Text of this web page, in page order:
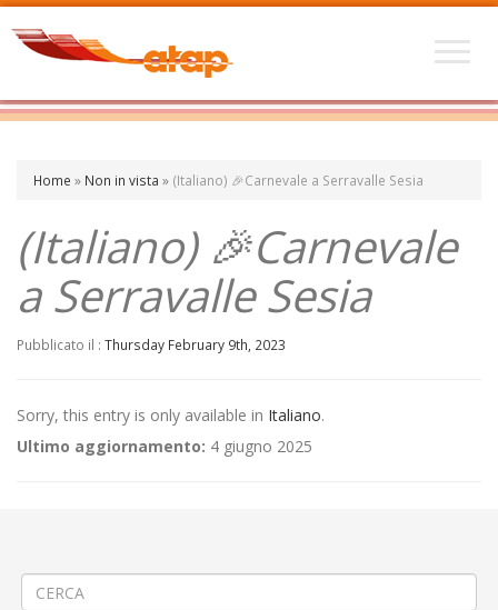
Home » Non in vista » (Italiano) 🎉Carnevale a Serravalle Sesia
(Italiano) 🎉Carnevale
a Serravalle Sesia
Pubblicato il : Thursday February 9th, 2023
Sorry, this entry is only available in Italiano.
Ultimo aggiornamento: 4 giugno 2025